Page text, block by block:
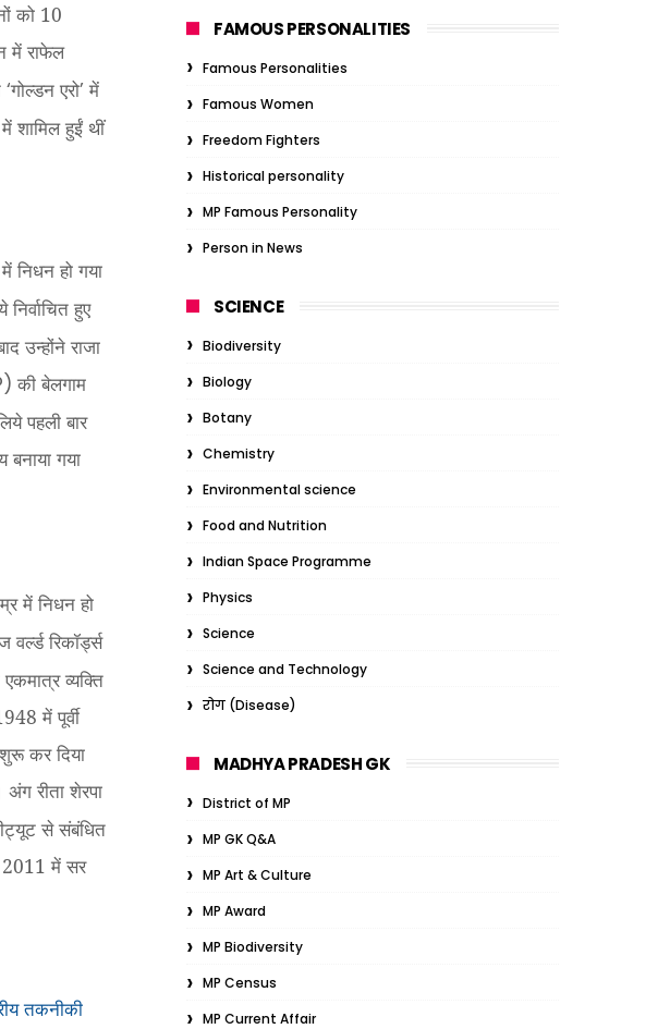
को 10
में राफेल
‘गोल्डन एरो’ में
शामिल हुईं थीं
निधन हो गया
हुए
उन्होंने राजा
की बेलगाम
पहली बार
गया
में निधन हो
रिकॉर्ड्स
व्यक्ति
में पूर्वी
कर दिया
रीता शेरपा
से संबंधित
2011 में सर
तकनीकी
FAMOUS PERSONALITIES
Famous Personalities
Famous Women
Freedom Fighters
Historical personality
MP Famous Personality
Person in News
SCIENCE
Biodiversity
Biology
Botany
Chemistry
Environmental science
Food and Nutrition
Indian Space Programme
Physics
Science
Science and Technology
रोग (Disease)
MADHYA PRADESH GK
District of MP
MP GK Q&A
MP Art & Culture
MP Award
MP Biodiversity
MP Census
MP Current Affair